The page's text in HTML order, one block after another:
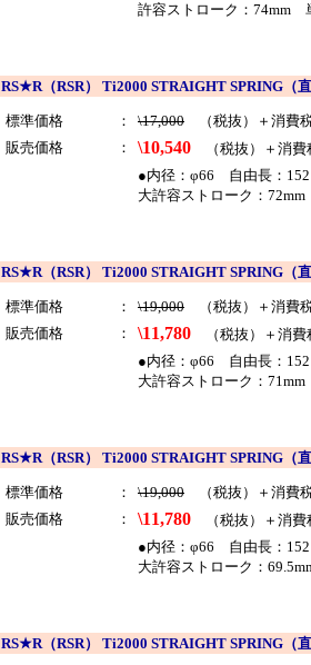
許容ストローク：74mm
RS★R（RSR） Ti2000 STRAIGHT SPRING
標準価格 ： \17,000 （税抜）＋消費
販売価格
： \10,540 （税抜）＋消費
●内径：φ66 自由長：
大許容ストローク：
RS★R（RSR） Ti2000 STRAIGHT SPRING
標準価格 ： \19,000 （税抜）＋消費
販売価格
： \11,780 （税抜）＋消費
●内径：φ66 自由長：
大許容ストローク：
RS★R（RSR） Ti2000 STRAIGHT SPRING
標準価格 ： \19,000 （税抜）＋消費
販売価格
： \11,780 （税抜）＋消費
●内径：φ66 自由長：
大許容ストローク：
RS★R（RSR） Ti2000 STRAIGHT SPRING